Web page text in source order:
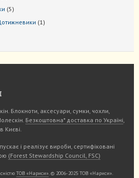
55
1 1
Блокноти, аксесуари, сумки, чохли,
Безкоштовна* доставка по Україні
Києві.
і реалізує вироби, сертифіковані
(Forest Stewardship Council, FSC)
ТОВ «Нариси» . © 2006-2025 ТОВ «Нариси».